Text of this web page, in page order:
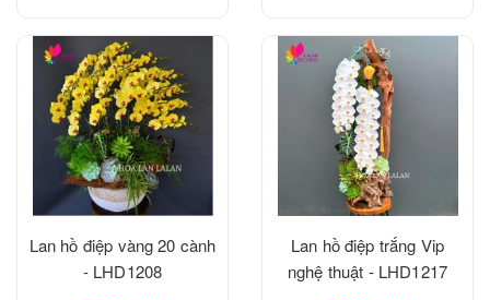
Lan hồ điệp vàng 20 cành
- LHD1208
Lan hồ điệp trắng Vip
nghệ thuật - LHD1217